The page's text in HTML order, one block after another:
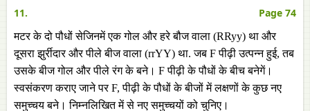
11. Page 74
मटर के दो पौधों सेजिनमें एक गोल और हरे बौज वाला (RRyy) था और
दूसरा झुर्रीदार और पीले बीज वाला (rrYY) था. जब F पीढ़ी उत्पन्न हुई, तब
उसके बीज गोल और पीले रंग के बने। F पीढ़ी के पौधों के बीच बनेगें।
स्वसंकरण कराए जाने पर F, पीढ़ी के पौधों के बीजों में लक्षणों के कुछ नए
समुच्चय बने। निम्नलिखित में से नए समुच्चयों को चुनिए।